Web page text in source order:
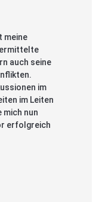
meine
auch seine
im
im Leiten
mich nun
erfolgreich